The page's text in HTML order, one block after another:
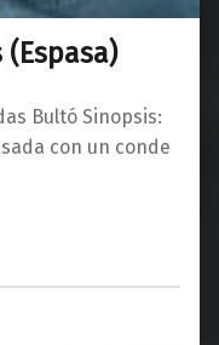
Bultó Sinopsis:
con un conde